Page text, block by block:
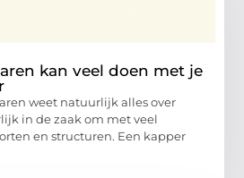
kan veel doen met je
weet natuurlijk alles over
in de zaak om met veel
en structuren. Een kapper